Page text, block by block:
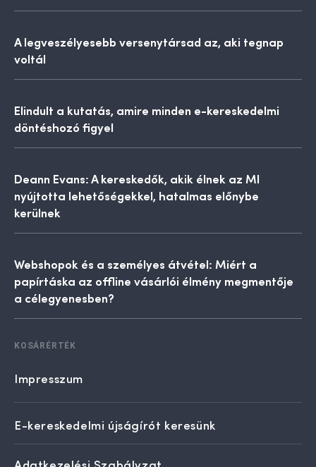
A legveszélyesebb versenytársad az, aki tegnap
voltál
Elindult a kutatás, amire minden e-kereskedelmi
döntéshozó figyel
Deann Evans: A kereskedők, akik élnek az MI
nyújtotta lehetőségekkel, hatalmas előnybe
kerülnek
Webshopok és a személyes átvétel: Miért a
papírtáska az offline vásárlói élmény megmentője
a célegyenesben?
KOSÁRÉRTÉK
Impresszum
E-kereskedelmi újságírót keresünk